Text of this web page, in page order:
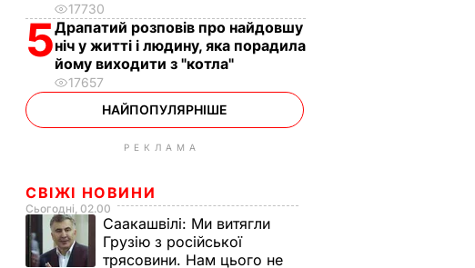
17730
5Драпатий розповів про найдовшу
ніч у житті і людину, яка порадила
йому виходити з "котла"
17657
НАЙПОПУЛЯРНІШЕ
РЕКЛАМА
СВІЖІ НОВИНИ
Сьогодні, 02.00
Саакашвілі: Ми витягли
Грузію з російської
трясовини. Нам цього не